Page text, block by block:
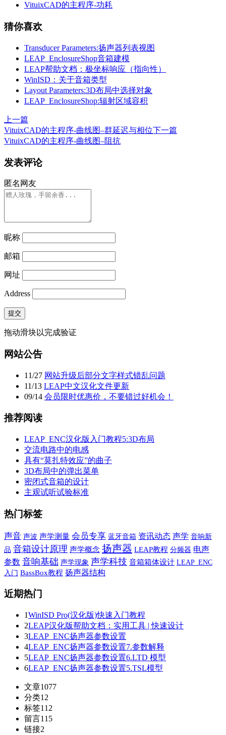
VituixCAD的主程序-功耗
猜你喜欢
Transducer Parameters:扬声器列表视图
LEAP_EnclosureShop音箱建模
LEAP帮助文档：极坐标响应（指向性）
WinISD：关于音箱类型
Layout Parameters:3D布局中选择对象
LEAP_EnclosureShop:辐射区域容积
上一篇
VituixCAD的主程序-曲线图–群延迟与相位下一篇
VituixCAD的主程序-曲线图–阻抗
发表评论
匿名网友
昵称
邮箱
网址
Address
提交
拖动滑块以完成验证
网站公告
11/27 网站升级后部分文字样式错乱问题
11/13 LEAP中文汉化文件更新
09/14 会员限时优惠价，不要错过好机会！
推荐阅读
LEAP_ENC汉化版入门教程5:3D布局
交流电路中的电感
具有“莫扎特效应”的曲子
3D布局中的弹出菜单
密闭式音箱的设计
主观试听试验标准
热门标签
声音 声波 声学测量 会员专享 蓝牙音箱 资讯动态 声学 音响新
品 音箱设计原理 声学概念 扬声器 LEAP教程 分频器 电声
参数 音响基础 声学现象 声学科技 音箱箱体设计 LEAP_ENC
入门 BassBox教程 扬声器结构
近期热门
1WinISD Pro(汉化版)快速入门教程
2LEAP汉化版帮助文档：实用工具 | 快速设计
3LEAP_ENC扬声器参数设置
4LEAP_ENC扬声器参数设置7.参数解释
5LEAP_ENC扬声器参数设置6.LTD 模型
6LEAP_ENC扬声器参数设置5.TSL模型
文章1077
分类12
标签112
留言115
链接2